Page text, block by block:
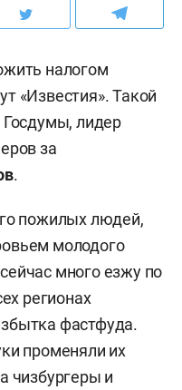
налогом
«Известия». Такой
Госдумы, лидер
за
.
пожилых людей,
молодого
много езжу по
регионах
фастфуда.
променяли их
чизбургеры и